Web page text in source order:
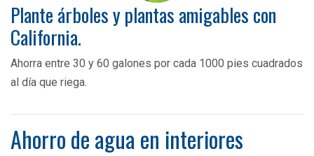
Plante árboles y plantas amigables con
California.
Ahorra entre 30 y 60 galones por cada 1000 pies cuadrados
al día que riega.
Ahorro de agua en interiores